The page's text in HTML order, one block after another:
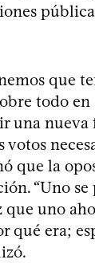
que
todo en
una nueva
que la
“Uno
que uno
qué era;